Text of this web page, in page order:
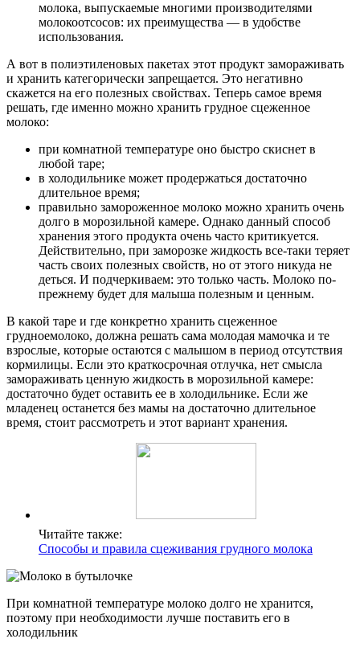
молока, выпускаемые многими производителями
молокоотсосов: их преимущества — в удобстве
использования.
А вот в полиэтиленовых пакетах этот продукт замораживать
и хранить категорически запрещается. Это негативно
скажется на его полезных свойствах. Теперь самое время
решать, где именно можно хранить грудное сцеженное
молоко:
при комнатной температуре оно быстро скиснет в
любой таре;
в холодильнике может продержаться достаточно
длительное время;
правильно замороженное молоко можно хранить очень
долго в морозильной камере. Однако данный способ
хранения этого продукта очень часто критикуется.
Действительно, при заморозке жидкость все-таки теряет
часть своих полезных свойств, но от этого никуда не
деться. И подчеркиваем: это только часть. Молоко по-
прежнему будет для малыша полезным и ценным.
В какой таре и где конкретно хранить сцеженное
грудноемолоко, должна решать сама молодая мамочка и те
взрослые, которые остаются с малышом в период отсутствия
кормилицы. Если это краткосрочная отлучка, нет смысла
замораживать ценную жидкость в морозильной камере:
достаточно будет оставить ее в холодильнике. Если же
младенец останется без мамы на достаточно длительное
время, стоит рассмотреть и этот вариант хранения.
Читайте также:
Способы и правила сцеживания грудного молока
При комнатной температуре молоко долго не хранится,
поэтому при необходимости лучше поставить его в
холодильник